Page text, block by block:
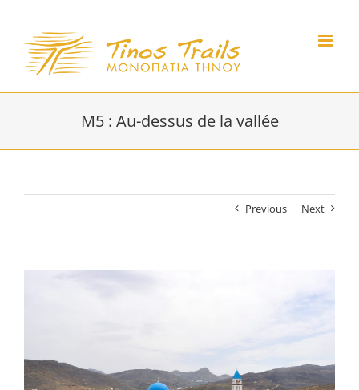
content
M5 : Au-dessus de la vallée
Previous Next